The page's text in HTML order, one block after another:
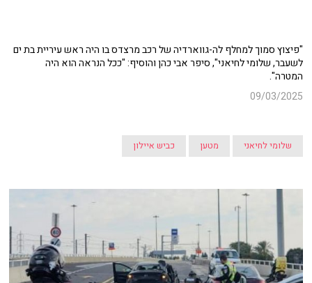
"פיצוץ סמוך למחלף לה-גווארדיה של רכב מרצדס בו היה ראש עיריית בת ים
לשעבר, שלומי לחיאני", סיפר אבי כהן והוסיף: "ככל הנראה הוא היה
המטרה".
09/03/2025
שלומי לחיאני מטען כביש איילון